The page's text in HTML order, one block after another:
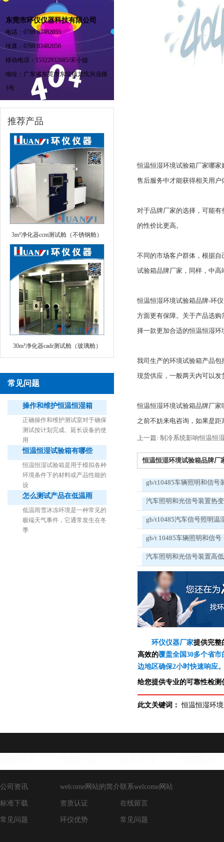
东莞市环仪仪器科技有限公司
电话：0769 83482055
传真：0769 83482056
移动电话：15322932685/宋小姐
地址：广东省东莞市东坑镇龙坑兴业路
3号
推荐产品
3m³净化器ccm测试舱（不锈钢舱）
30m³净化器cadr测试舱（玻璃舱）
常见问题
操作和维护恒温恒湿箱
正确操作和维护测试室对于确保
测试按计划完成、延长设备的使
用
恒温恒湿试验箱有哪些
恒温恒湿试验箱是用于模拟各种
环境条件下的材料或产品性能的
设
怎么测试产品在低温雨
低温雨雪冰冻环境是一种常见的
极端天气事件，它通常发生在冬
季
恒温恒湿环境试验箱厂家哪
售后服务中才能获得相关用
对于品牌厂家的选择，可能
的性价比更高。
不同的市场客户群体，根据
试验箱品牌厂家，同样，中高
恒温恒湿环境试验箱品牌-环
方面更有保障。关于产品选
择一款更加合适的恒温恒湿环
我司生产的环境试验箱产品
现货供应，一般两天内可以发
恒温恒湿环境试验箱品牌厂
之前不妨来电咨询，如果是
上一篇: 制冷系统影响恒温恒
恒温恒湿环境试验箱品牌厂
gb/t10485车辆照明和信号
汽车照明和光信号装置热
gb/t10485汽车信号照明温
gb/t 10485车辆照明和信号
汽车照明和光信号装置高
环仪仪器厂家提供完整
高效的覆盖全国30多个省
边地区确保2小时快速响应
给您提供专业的可靠性检测
此文关键词： 恒温恒湿环
公司资讯
标准下载
常见问题
welcome网站的简介
资质认证
环仪优势
联系welcome网站
在线留言
常见问题